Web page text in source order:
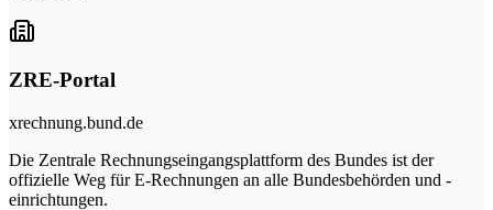
ZRE-Portal
xrechnung.bund.de
Die Zentrale Rechnungseingangsplattform des Bundes ist der
offizielle Weg für E-Rechnungen an alle Bundesbehörden und -
einrichtungen.